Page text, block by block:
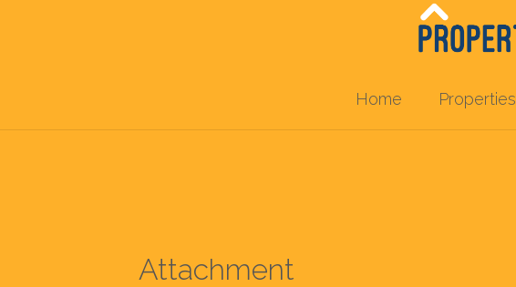
Home Properties
Attachment